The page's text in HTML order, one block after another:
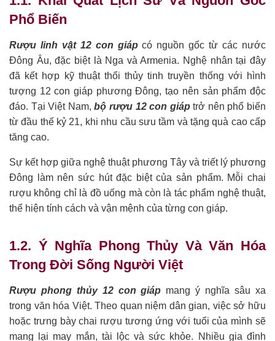
Phổ Biến
Rượu linh vật 12 con giápcó nguồn gốc từ các nước
Đông Âu, đặc biệt là Nga và Armenia. Nghệ nhân tại đây
đã kết hợp kỹ thuật thổi thủy tinh truyền thống với hình
tượng 12 con giáp phương Đông, tạo nên sản phẩm độc
đáo. Tại Việt Nam,bộ rượu 12 con giáptrở nên phổ biến
từ đầu thế kỷ 21, khi nhu cầu sưu tầm và tặng quà cao cấp
tăng cao.
Sự kết hợp giữa nghệ thuật phương Tây và triết lý phương
Đông làm nên sức hút đặc biệt của sản phẩm. Mỗi chai
rượu không chỉ là đồ uống mà còn là tác phẩm nghệ thuật,
thể hiện tính cách và vận mệnh của từng con giáp.
1.2. Ý Nghĩa Phong Thủy Và Văn Hóa
Trong Đời Sống Người Việt
Rượu phong thủy 12 con giáp mang ý nghĩa sâu xa
trong văn hóa Việt. Theo quan niệm dân gian, việc sở hữu
hoặc trưng bày chai rượu tương ứng với tuổi của mình sẽ
mang lại may mắn, tài lộc và sức khỏe. Nhiều gia đình